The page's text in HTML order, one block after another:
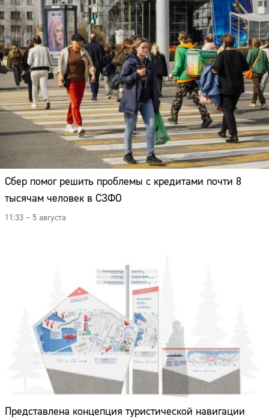
Сбер помог решить проблемы с кредитами почти 8
тысячам человек в СЗФО
11:33 – 5 августа
Представлена концепция туристической навигации